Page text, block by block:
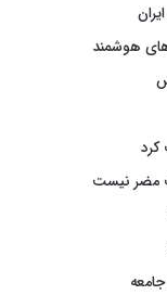
هوشمند
مضر نیست